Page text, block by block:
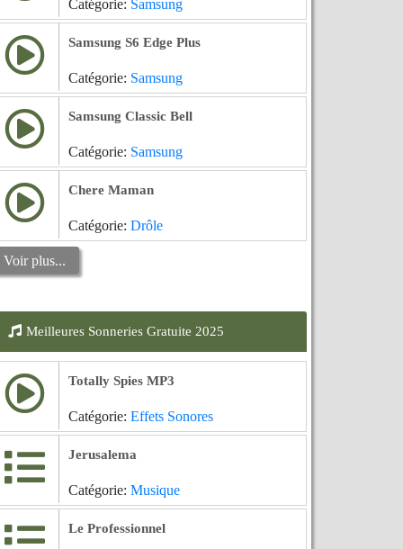
Catégorie: Samsung
Samsung S6 Edge Plus
Catégorie: Samsung
Samsung Classic Bell
Catégorie: Samsung
Chere Maman
Catégorie: Drôle
Voir plus...
Meilleures Sonneries Gratuite 2025
Totally Spies MP3
Catégorie: Effets Sonores
Jerusalema
Catégorie: Musique
Le Professionnel